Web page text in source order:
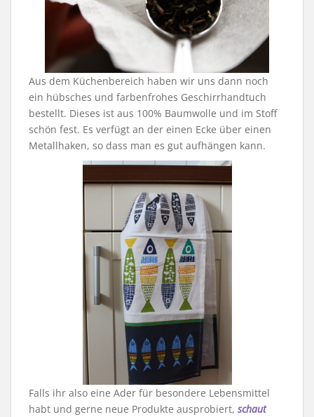
Aus dem Küchenbereich haben wir uns dann noch
ein hübsches und farbenfrohes Geschirrhandtuch
bestellt. Dieses ist aus 100% Baumwolle und im Stoff
schön fest. Es verfügt an der einen Ecke über einen
Metallhaken, so dass man es gut aufhängen kann.
Falls ihr also eine Ader für besondere Lebensmittel
habt und gerne neue Produkte ausprobiert, schaut